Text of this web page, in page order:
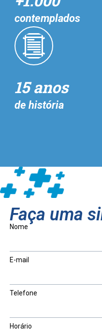
contemplados
15 anos
de história
Faça uma
Nome
E-mail
Telefone
Horário